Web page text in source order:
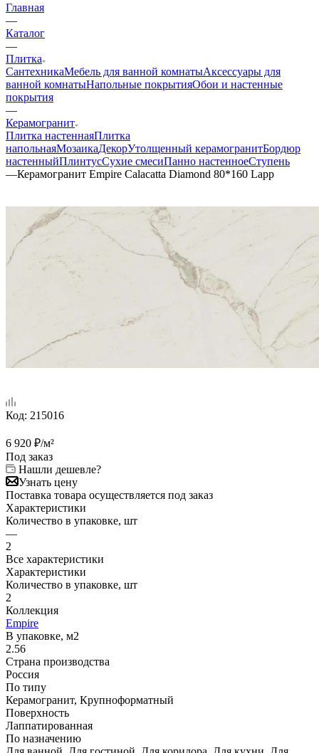
Главная
—
Каталог
—
Плитка
СантехникаМебель для ванной комнатыАксессуары для
ванной комнатыНапольные покрытияОбои и настенные
покрытия
—
Керамогранит
Плитка настеннаяПлитка
напольнаяМозаикаДекорУтолщенный керамогранитБордюр
настенныйПлинтусСухие смесиПанно настенноеСтупень
—Керамогранит Empire Calacatta Diamond 80*160 Lapp
Код: 215016
6 920 ₽/м²
Под заказ
Нашли дешевле?
Узнать цену
Поставка товара осуществляется под заказ
Характеристики
Количество в упаковке, шт
—
2
Все характеристики
Характеристики
Количество в упаковке, шт
2
Коллекция
Empire
В упаковке, м2
2.56
Страна производства
Россия
По типу
Керамогранит, Крупноформатный
Поверхность
Лаппатированная
По назначению